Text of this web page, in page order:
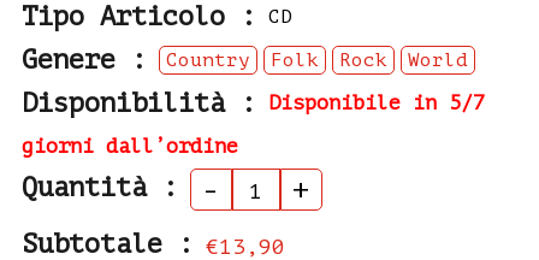
Tipo Articolo : CD
Genere : Country Folk Rock World
Disponibilità :
Disponibile in 5/7
giorni dall’ordine
Quantità : - +
Subtotale : €13,90